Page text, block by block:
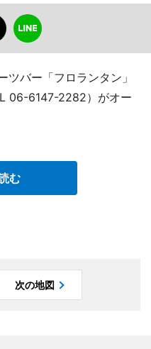
ツバー「フロランタン」
06-6147-2282）がオー
む
次の地図